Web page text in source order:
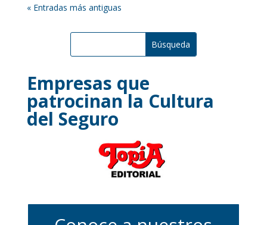
« Entradas más antiguas
Empresas que
patrocinan la Cultura
del Seguro